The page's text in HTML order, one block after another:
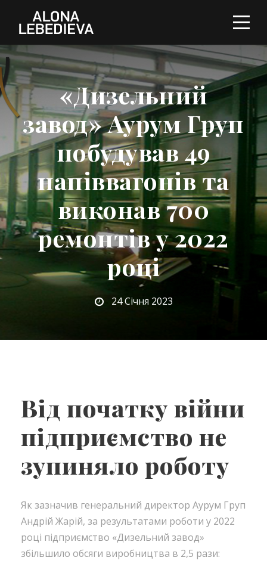
«Дизельний
завод» Аурум Груп
побудував 49
напіввагонів та
виконав 700
ремонтів у 2022
році
24 Січня 2023
Від початку війни
підприємство не
зупиняло роботу
Як зазначив генеральний директор Аурум Груп
Андрій Жарій, за результатами роботи у 2022
році підприємство «Дизельний завод»
збільшило обсяги виробництва в 2,5 рази: